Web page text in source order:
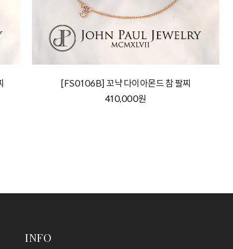
[FS0106B] 꼬냑 다이아몬드 참 팔찌
410,000원
INFO